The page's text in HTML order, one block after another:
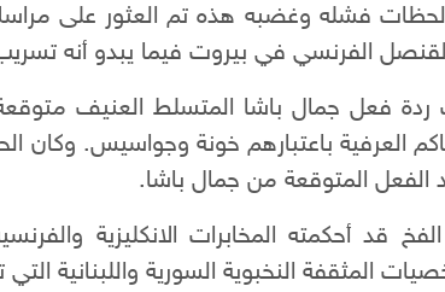
فشله وغضبه هذه تم العثور على
الفرنسي في بيروت فيما يبدو أنه
ردة فعل جمال باشا المتسلط العنيف
العرفية باعتبارهم خونة وجواسيس. وكان
الفعل المتوقعة من جمال باشا.
قد أحكمته المخابرات الانكليزية
المثقفة النخبوية السورية واللبنانية
جولة في البيمارستان الأرغوني - الجزء الثاني